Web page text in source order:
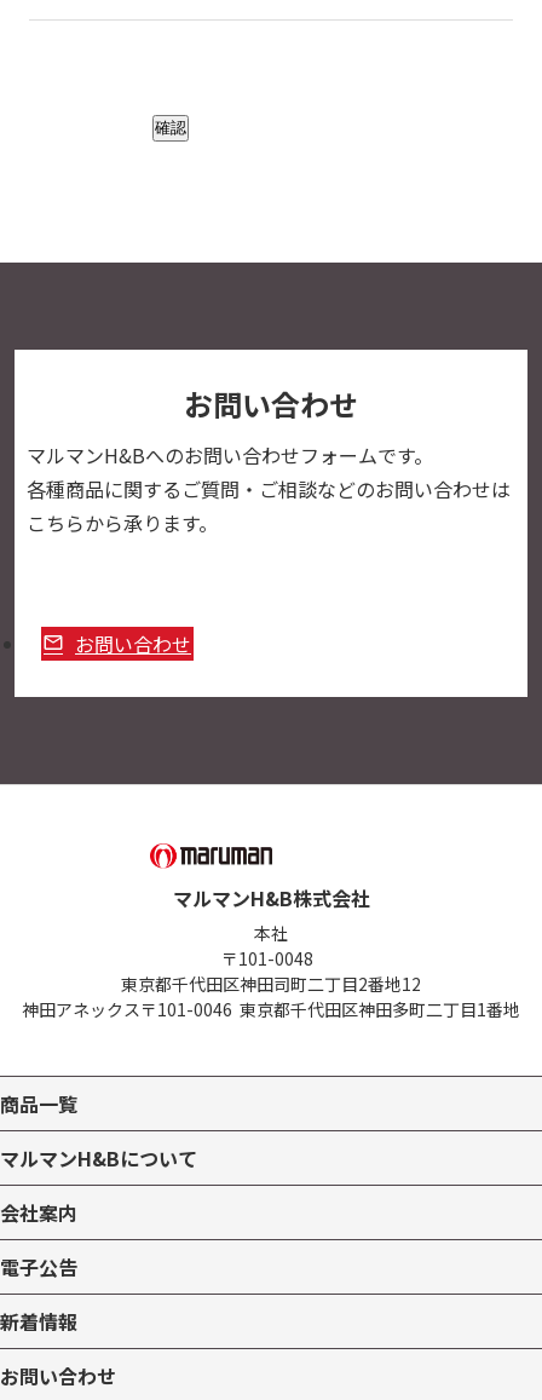
確認
お問い合わせ
マルマンH&Bへのお問い合わせフォームです。
各種商品に関するご質問・ご相談などのお問い合わせは
こちらから承ります。
お問い合わせ
マルマンH&B株式会社
本社
〒101-0048
東京都千代田区神田司町二丁目2番地12
神田アネックス〒101-0046 東京都千代田区神田多町二丁目1番地
商品一覧
マルマンH&Bについて
会社案内
電子公告
新着情報
お問い合わせ